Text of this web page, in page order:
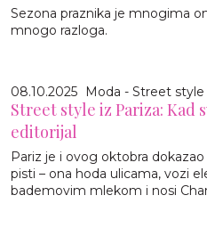
Sezona praznika je mnogima
mnogo razloga.
08.10.2025 Moda - Street style
Street style iz Pariza: Kad
editorijal
Pariz je i ovog oktobra
pisti – ona hoda ulicama, vozi
bademovim mlekom i nosi